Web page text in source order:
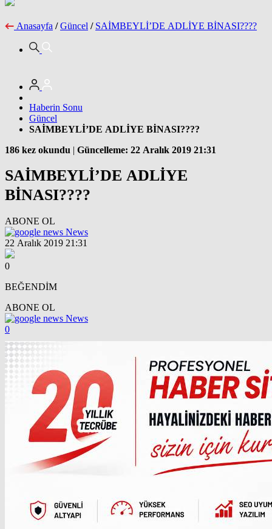
Anasayfa / Güncel / SAİMBEYLİ’DE ADLİYE BİNASI????
Haberin Sonu
Güncel
SAİMBEYLİ’DE ADLİYE BİNASI????
186 kez okundu | Güncelleme: 22 Aralık 2019 21:31
SAİMBEYLİ’DE ADLİYE
BİNASI????
ABONE OL
News
22 Aralık 2019 21:31
0
BEĞENDİM
ABONE OL
News
0